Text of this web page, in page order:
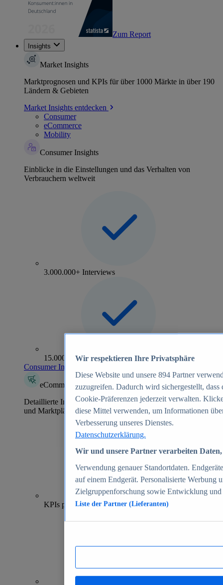
Zum Report
Insights
Market Insights
Marktprognosen und KPIs für über 1000 Märkte in über 190
Ländern & Gebieten
Market Insights entdecken
Consumer
eCommerce
Mobility
Consumer Insights
Einblicke in die Einstellungen und das Verhalten von
Verbrauchern weltweit
3.000.000+ Interviews
15.000+ Marken
Consumer Insights entdecken
eCommerce Insights
Detaillierte Informationen zu mehr als 39.000 Online-Shops
und Marktplätzen
70+
KPIs pro Shop
Wir respektieren Ihre Privatsphäre
Diese Website und unsere 894 Partner
zuzugreifen. Dadurch wird sichergestellt,
Cookie-Präferenzen jederzeit verwalten.
diese Mittel verwenden, um Informationen
Verbesserung unseres Dienstes.
Datenschutzerklärung.
Wir und unsere Partner verarbeiten
Verwendung genauer Standortdaten.
auf einem Endgerät. Personalisierte Werbung
Zielgruppenforschung sowie Entwicklung
Liste der Partner (Lieferanten)